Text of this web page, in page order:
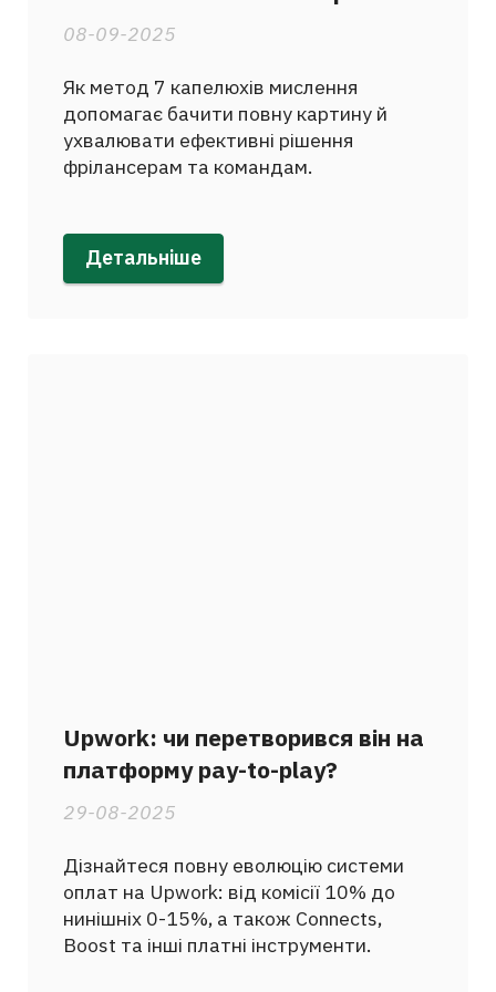
08-09-2025
Як метод 7 капелюхів мислення
допомагає бачити повну картину й
ухвалювати ефективні рішення
фрілансерам та командам.
Детальніше
Upwork: чи перетворився він на
платформу pay-to-play?
29-08-2025
Дізнайтеся повну еволюцію системи
оплат на Upwork: від комісії 10% до
нинішніх 0-15%, а також Connects,
Boost та інші платні інструменти.